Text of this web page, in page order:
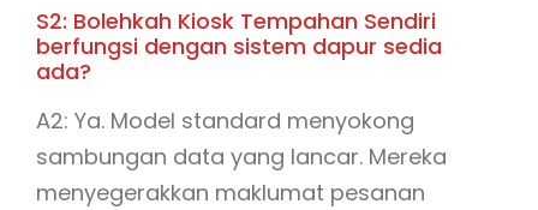
S2: Bolehkah Kiosk Tempahan Sendiri
berfungsi dengan sistem dapur sedia
ada?
A2: Ya. Model standard menyokong
sambungan data yang lancar. Mereka
menyegerakkan maklumat pesanan